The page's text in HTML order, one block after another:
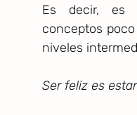
Es decir, es
conceptos
niveles
Ser feliz es